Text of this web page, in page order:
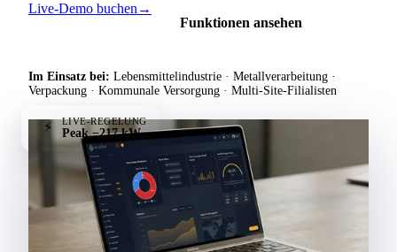
Live-Demo buchen →
Funktionen ansehen
Im Einsatz bei: Lebensmittelindustrie · Metallverarbeitung ·
Verpackung · Kommunale Versorgung · Multi-Site-Filialisten
⚡ LIVE-REGELUNG
Peak −217 kW